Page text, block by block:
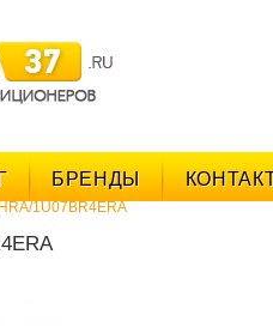
БРЕНДЫ
1U07BR4ERA